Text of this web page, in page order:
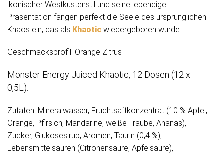
ikonischer Westküstenstil und seine lebendige
Präsentation fangen perfekt die Seele des ursprünglichen
Khaos ein, das als Khaotic wiedergeboren wurde.
Geschmacksprofil: Orange Zitrus
Monster Energy Juiced Khaotic, 12 Dosen (12 x
0,5L).
Zutaten: Mineralwasser, Fruchtsaftkonzentrat (10 % Apfel,
Orange, Pfirsich, Mandarine, weiße Traube, Ananas),
Zucker, Glukosesirup, Aromen, Taurin (0,4 %),
Lebensmittelsäuren (Citronensäure, Apfelsäure),